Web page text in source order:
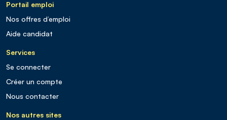
Portail emploi
Nos offres d’emploi
Aide candidat
Services
Se connecter
Créer un compte
Nous contacter
Nos autres sites